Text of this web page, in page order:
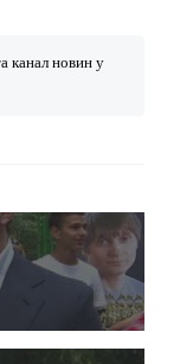
канал новин у